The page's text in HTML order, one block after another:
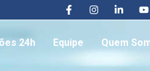
24h Equipe Quem